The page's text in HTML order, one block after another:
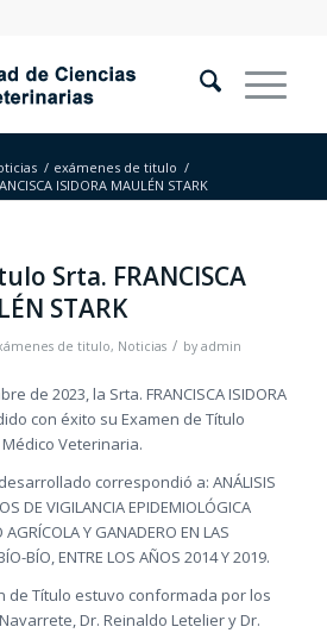
/ exámenes de titulo /
ISIDORA MAULÉN STARK
Srta. FRANCISCA
STARK
de titulo, Noticias / by admin
de 2023, la Srta. FRANCISCA ISIDORA
con éxito su Examen de Título
Veterinaria.
correspondió a: ANÁLISIS
DE VIGILANCIA EPIDEMIOLÓGICA
AGRÍCOLA Y GANADERO EN LAS
BÍO, ENTRE LOS AÑOS 2014 Y 2019.
de Título estuvo conformada por los
Dr. Reinaldo Letelier y Dr.